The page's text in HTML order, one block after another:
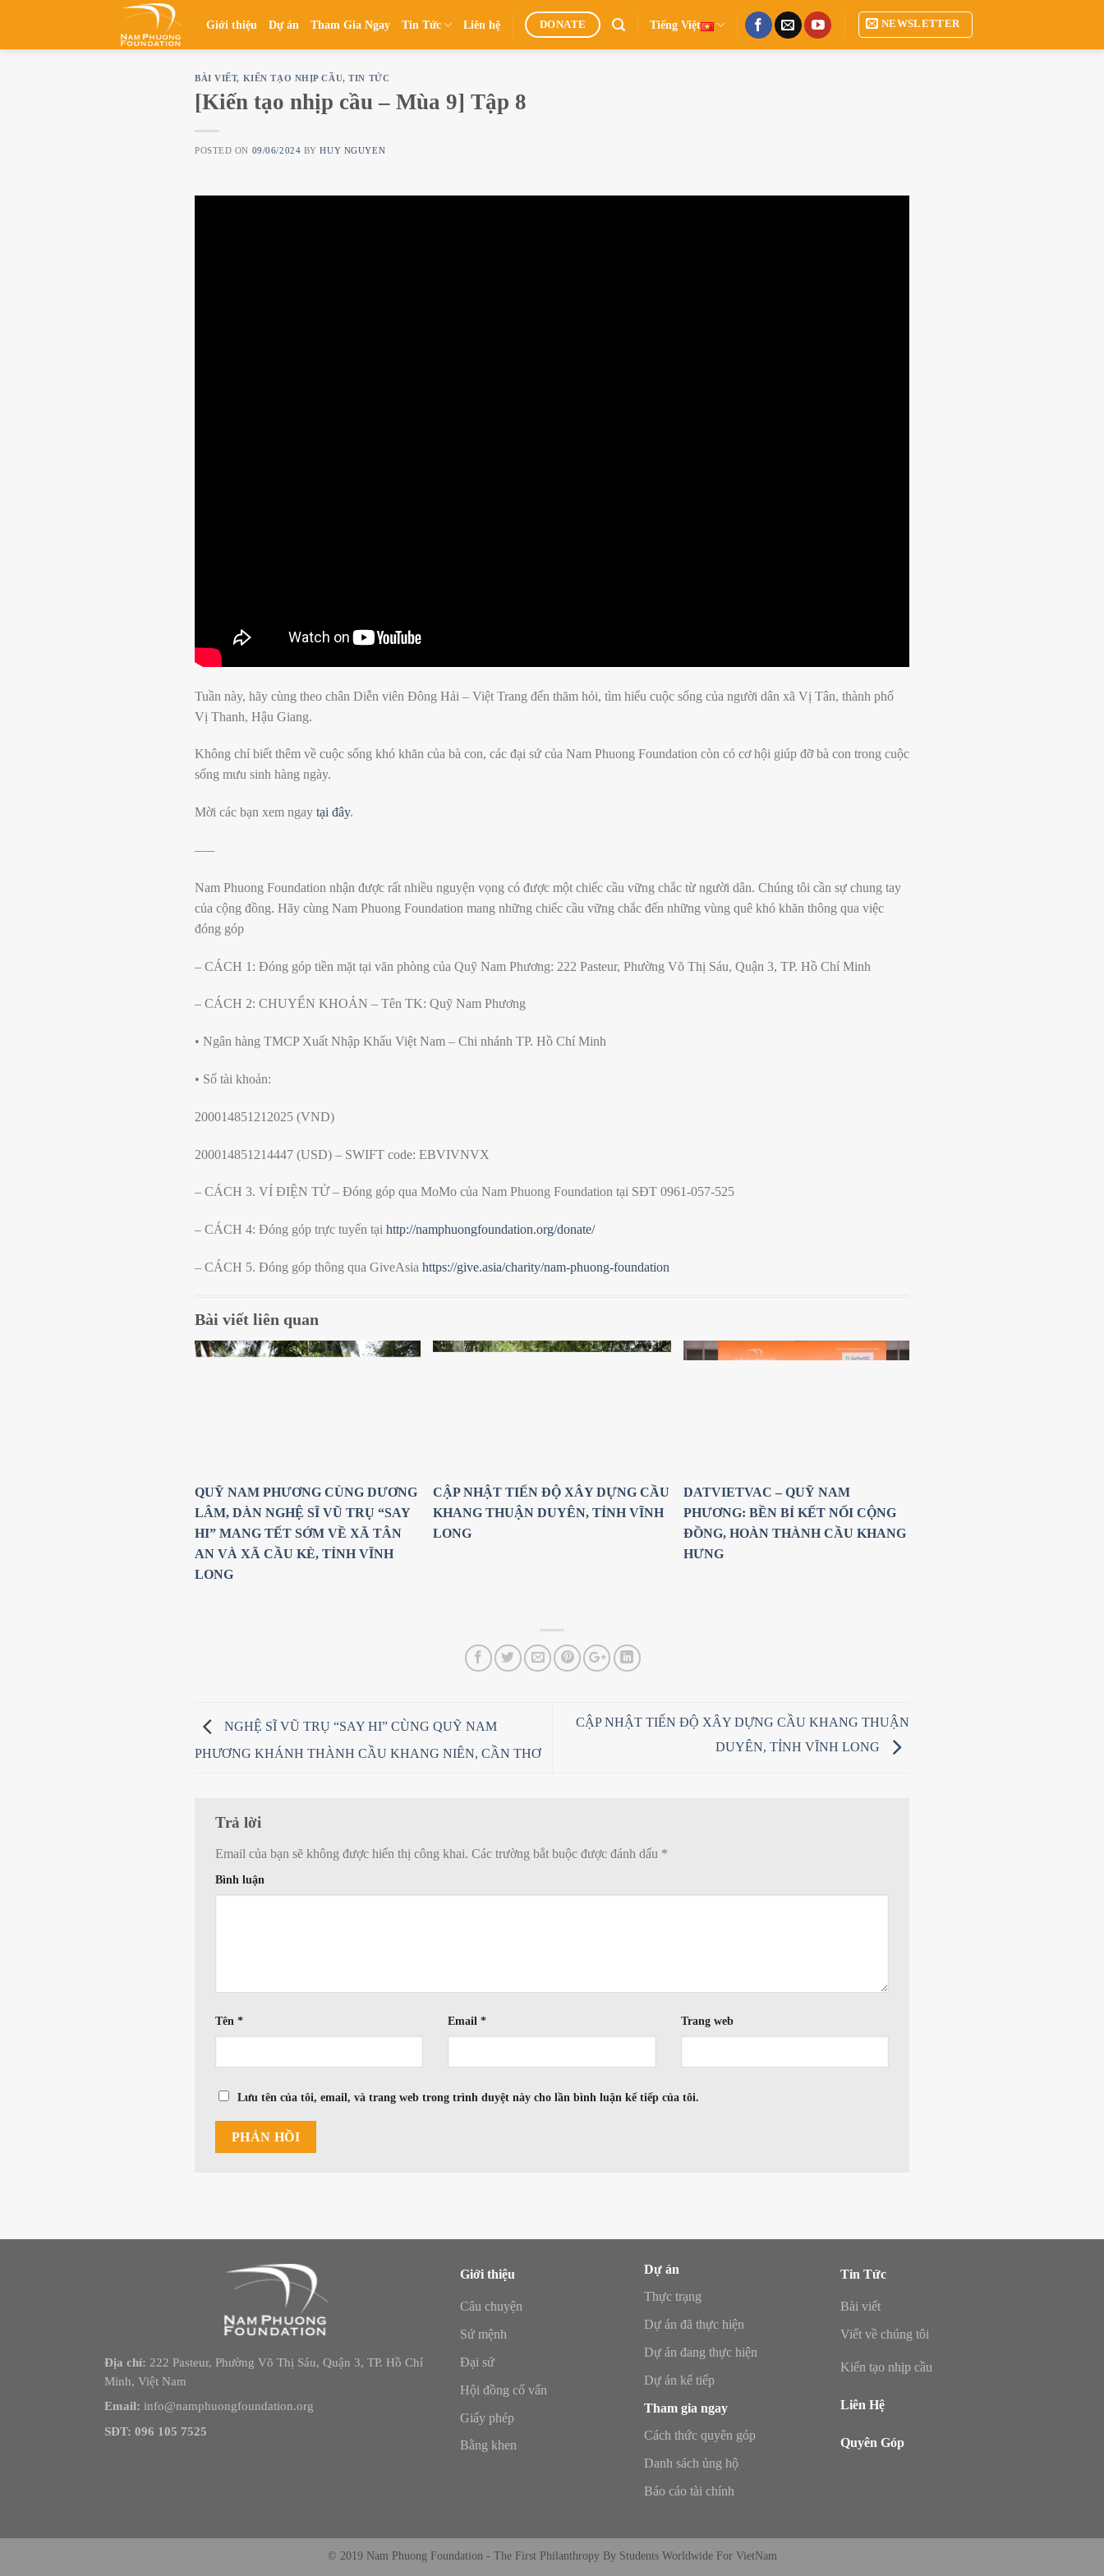
content
Giới thiệu Dự án Tham Gia Ngay Tin Tức Liên hệ DONATE Tiếng Việt NEWSLETTER
BÀI VIẾT, KIẾN TẠO NHỊP CẦU,TIN TỨC
[Kiến tạo nhịp cầu – Mùa 9] Tập 8
POSTED ON 09/06/2024 BYHUY NGUYEN
Tuần này, hãy cùng theo chân Diễn viên Đông Hải – Việt Trang đến thăm hỏi, tìm hiểu cuộc sống của người dân xã Vị Tân, thành phố
Vị Thanh, Hậu Giang.
Không chỉ biết thêm về cuộc sống khó khăn của bà con, các đại sứ của Nam Phuong Foundation còn có cơ hội giúp đỡ bà con trong cuộc
sống mưu sinh hàng ngày.
Mời các bạn xem ngay tại đây.
—–
Nam Phuong Foundation nhận được rất nhiều nguyện vọng có được một chiếc cầu vững chắc từ người dân. Chúng tôi cần sự chung tay
của cộng đồng. Hãy cùng Nam Phuong Foundation mang những chiếc cầu vững chắc đến những vùng quê khó khăn thông qua việc
đóng góp
– CÁCH 1: Đóng góp tiền mặt tại văn phòng của Quỹ Nam Phương: 222 Pasteur, Phường Võ Thị Sáu, Quận 3, TP. Hồ Chí Minh
– CÁCH 2: CHUYỂN KHOẢN – Tên TK: Quỹ Nam Phương
• Ngân hàng TMCP Xuất Nhập Khẩu Việt Nam – Chi nhánh TP. Hồ Chí Minh
• Số tài khoản:
200014851212025 (VND)
200014851214447 (USD) – SWIFT code: EBVIVNVX
– CÁCH 3. VÍ ĐIỆN TỬ – Đóng góp qua MoMo của Nam Phuong Foundation tại SĐT 0961-057-525
– CÁCH 4: Đóng góp trực tuyến tại http://namphuongfoundation.org/donate/
– CÁCH 5. Đóng góp thông qua GiveAsia https://give.asia/charity/nam-phuong-foundation
Bài viết liên quan
QUỸ NAM PHƯƠNG CÙNG DƯƠNG
LÂM, DÀN NGHỆ SĨ VŨ TRỤ “SAY
HI” MANG TẾT SỚM VỀ XÃ TÂN
AN VÀ XÃ CẦU KÈ, TỈNH VĨNH
LONG
CẬP NHẬT TIẾN ĐỘ XÂY DỰNG CẦU
KHANG THUẬN DUYÊN, TỈNH VĨNH
LONG
DATVIETVAC – QUỸ NAM
PHƯƠNG: BỀN BỈ KẾT NỐI CỘNG
ĐỒNG, HOÀN THÀNH CẦU KHANG
HƯNG
NGHỆ SĨ VŨ TRỤ “SAY HI” CÙNG QUỸ NAM
PHƯƠNG KHÁNH THÀNH CẦU KHANG NIÊN, CẦN THƠ
CẬP NHẬT TIẾN ĐỘ XÂY DỰNG CẦU KHANG THUẬN
DUYÊN, TỈNH VĨNH LONG
Trả lời
Email của bạn sẽ không được hiển thị công khai. Các trường bắt buộc được đánh dấu *
Bình luận
Tên * Email* Trang web
Lưu tên của tôi, email, và trang web trong trình duyệt này cho lần bình luận kế tiếp của tôi.
Địa chỉ: 222 Pasteur, Phường Võ Thị Sáu, Quận 3, TP. Hồ Chí
Minh, Việt Nam
Email: info@namphuongfoundation.org
SĐT: 096 105 7525
Giới thiệu
Câu chuyện
Sứ mệnh
Đại sứ
Hội đồng cố vấn
Giấy phép
Bằng khen
Dự án
Thực trạng
Dự án đã thực hiện
Dự án đang thực hiện
Dự án kế tiếp
Tham gia ngay
Cách thức quyên góp
Danh sách ủng hộ
Báo cáo tài chính
Tin Tức
Bài viết
Viết về chúng tôi
Kiến tạo nhịp cầu
Liên Hệ
Quyên Góp
© 2019 Nam Phuong Foundation - The First Philanthropy By Students Worldwide For VietNam